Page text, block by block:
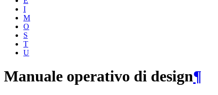
I
M
O
S
T
U
Manuale operativo di design¶